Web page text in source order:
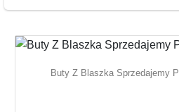
Buty Z Blaszka Sprzedajemy Pl